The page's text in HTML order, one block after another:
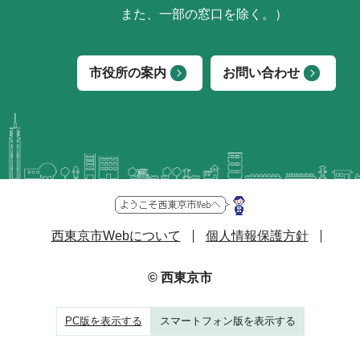
また、一部の窓口を除く。）
市役所の案内 お問い合わせ
西東京市Webについて 個人情報保護方針
© 西東京市
PC版を表示する スマートフォン版を表示する